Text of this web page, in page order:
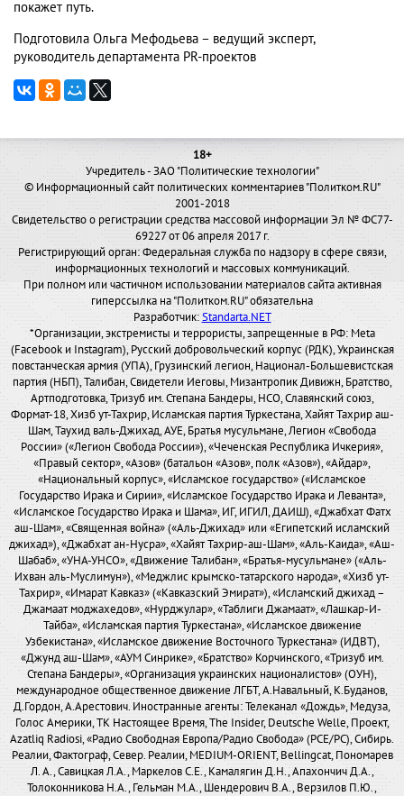
покажет путь.
Подготовила Ольга Мефодьева – ведущий эксперт,
руководитель департамента PR-проектов
18+
Учредитель - ЗАО "Политические технологии"
© Информационный сайт политических комментариев "Политком.RU"
2001-2018
Свидетельство о регистрации средства массовой информации Эл № ФС77-
69227 от 06 апреля 2017 г.
Регистрирующий орган: Федеральная служба по надзору в сфере связи,
информационных технологий и массовых коммуникаций.
При полном или частичном использовании материалов сайта активная
гиперссылка на "Политком.RU" обязательна
Разработчик:Standarta.NET
*Организации, экстремисты и террористы, запрещенные в РФ: Meta
(Facebook и Instagram), Русский добровольческий корпус (РДК), Украинская
повстанческая армия (УПА), Грузинский легион, Национал-Большевистская
партия (НБП), Талибан, Свидетели Иеговы, Мизантропик Дивижн, Братство,
Артподготовка, Тризуб им. Степана Бандеры, НСО, Славянский союз,
Формат-18, Хизб ут-Тахрир, Исламская партия Туркестана, Хайят Тахрир аш-
Шам, Таухид валь-Джихад, АУЕ, Братья мусульмане, Легион «Свобода
России» («Легион Свобода России»), «Чеченская Республика Ичкерия»,
«Правый сектор», «Азов» (батальон «Азов», полк «Азов»), «Айдар»,
«Национальный корпус», «Исламское государство» («Исламское
Государство Ирака и Сирии», «Исламское Государство Ирака и Леванта»,
«Исламское Государство Ирака и Шама», ИГ, ИГИЛ, ДАИШ), «Джабхат Фатх
аш-Шам», «Священная война» («Аль-Джихад» или «Египетский исламский
джихад»), «Джабхат ан-Нусра», «Хайят Тахрир-аш-Шам», «Аль-Каида», «Аш-
Шабаб», «УНА-УНСО», «Движение Талибан», «Братья-мусульмане» («Аль-
Ихван аль-Муслимун»), «Меджлис крымско-татарского народа», «Хизб ут-
Тахрир», «Имарат Кавказ» («Кавказский Эмират»), «Исламский джихад –
Джамаат моджахедов», «Нурджулар», «Таблиги Джамаат», «Лашкар-И-
Тайба», «Исламская партия Туркестана», «Исламское движение
Узбекистана», «Исламское движение Восточного Туркестана» (ИДВТ),
«Джунд аш-Шам», «АУМ Синрике», «Братство» Корчинского, «Тризуб им.
Степана Бандеры», «Организация украинских националистов» (ОУН),
международное общественное движение ЛГБТ, А.Навальный, К.Буданов,
Д.Гордон, А.Арестович. Иностранные агенты: Телеканал «Дождь», Медуза,
Голос Америки, ТК Настоящее Время, The Insider, Deutsche Welle, Проект,
Azatliq Radiosi, «Радио Свободная Европа/Радио Свобода» (PCE/PC), Сибирь.
Реалии, Фактограф, Север. Реалии, MEDIUM-ORIENT, Bellingcat, Пономарев
Л. А., Савицкая Л.А., Маркелов С.Е., Камалягин Д.Н., Апахончич Д.А.,
Толоконникова Н.А., Гельман М.А., Шендерович В.А., Верзилов П.Ю.,